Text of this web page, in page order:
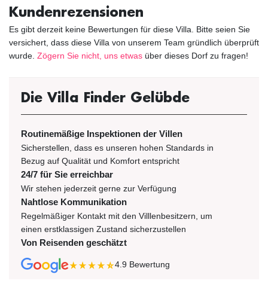
Kundenrezensionen
Es gibt derzeit keine Bewertungen für diese Villa. Bitte seien Sie
versichert, dass diese Villa von unserem Team gründlich überprüft
wurde. Zögern Sie nicht, uns etwas über dieses Dorf zu fragen!
Die Villa Finder Gelübde
Routinemäßige Inspektionen der Villen
Sicherstellen, dass es unseren hohen Standards in
Bezug auf Qualität und Komfort entspricht
24/7 für Sie erreichbar
Wir stehen jederzeit gerne zur Verfügung
Nahtlose Kommunikation
Regelmäßiger Kontakt mit den Villlenbesitzern, um
einen erstklassigen Zustand sicherzustellen
Von Reisenden geschätzt
4.9 Bewertung